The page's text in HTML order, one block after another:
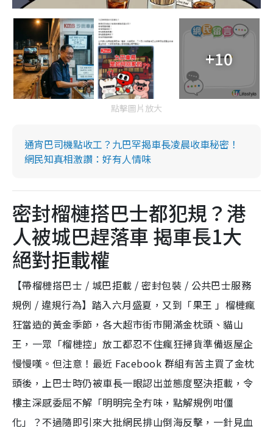
+10
點擊圖片放大
通宵巴司機點收工？九巴罕揭車長凌晨收車秘密！
網民知真相激讚：好有人情味
密封榴槤搭巴士都犯規？港
人被城巴趕落車 揭車長1大
絕對拒載權
【帶榴槤搭巴士 / 城巴拒載 / 密封包裝 / 公共巴士服務
規例 / 違規行為】踏入六月盛夏，又到「果王 」榴槤瘋
狂當造的黃金季節，各大超市街市開滿金枕頭、貓山
王，一眾「榴槤控」放工都忍不住瘋狂掃貨準備返屋企
慢慢嘆。但注意！最近 Facebook 群組有苦主買了金枕
頭後，上巴士時仍被車長一眼認出並態度堅決拒載，令
樓主深感委屈不解「明明完全冇味，點解規例咁僵
化」？不過隨即引來大批網民排山倒海反擊，一針見血